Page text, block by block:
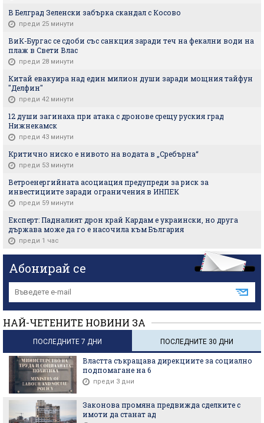
В Белград Зеленски забърка скандал с Косово
преди 25 минути
ВиК-Бургас се сдоби със санкция заради теч на фекални води на
плаж в Свети Влас
преди 28 минути
Китай евакуира над един милион души заради мощния тайфун
"Делфин"
преди 42 минути
12 души загинаха при атака с дронове срещу руския град
Нижнекамск
преди 43 минути
Критично ниско е нивото на водата в „Сребърна“
преди 53 минути
Ветроенергийната асоциация предупреди за риск за
инвестициите заради ограничения в ИНПЕК
преди 59 минути
Експерт: Падналият дрон край Кардам е украински, но друга
държава може да го е насочила към България
преди 1 час
Абонирай се
НАЙ-ЧЕТЕНИТЕ НОВИНИ ЗА
ПОСЛЕДНИТЕ 7 ДНИ ПОСЛЕДНИТЕ 30 ДНИ
Властта съкращава дирекциите за социално
подпомагане на 6
преди 3 дни
Законова промяна предвижда сделките с
имоти да станат ад